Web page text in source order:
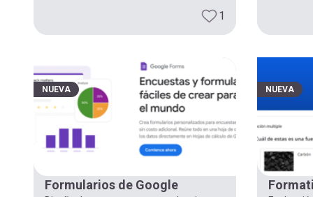
1
Formularios de Google
NUEVA NUEVA